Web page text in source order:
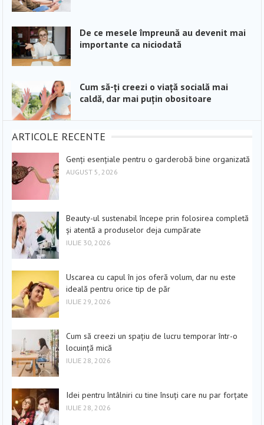
De ce mesele împreună au devenit mai
importante ca niciodată
Cum să-ți creezi o viață socială mai
caldă, dar mai puțin obositoare
ARTICOLE RECENTE
Genți esențiale pentru o garderobă bine organizată
AUGUST 5, 2026
Beauty-ul sustenabil începe prin folosirea completă
și atentă a produselor deja cumpărate
IULIE 30, 2026
Uscarea cu capul în jos oferă volum, dar nu este
ideală pentru orice tip de păr
IULIE 29, 2026
Cum să creezi un spațiu de lucru temporar într-o
locuință mică
IULIE 28, 2026
Idei pentru întâlniri cu tine însuți care nu par forțate
IULIE 28, 2026